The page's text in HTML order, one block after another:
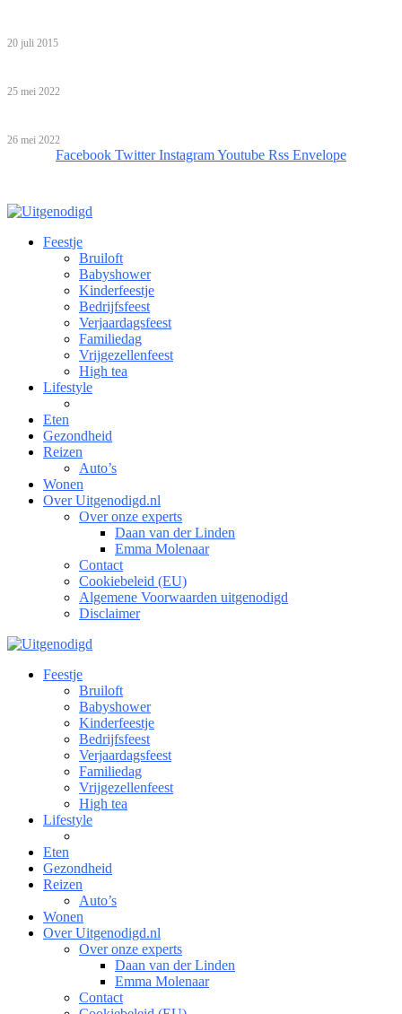
20 juli 2015
25 mei 2022
26 mei 2022
Facebook Twitter InstagramYoutube Rss Envelope
Feestje
Bruiloft
Babyshower
Kinderfeestje
Bedrijfsfeest
Verjaardagsfeest
Familiedag
Vrijgezellenfeest
High tea
Lifestyle
Eten
Gezondheid
Reizen
Auto’s
Wonen
Over Uitgenodigd.nl
Over onze experts
Daan van der Linden
Emma Molenaar
Contact
Cookiebeleid (EU)
Algemene Voorwaarden uitgenodigd
Disclaimer
Feestje
Bruiloft
Babyshower
Kinderfeestje
Bedrijfsfeest
Verjaardagsfeest
Familiedag
Vrijgezellenfeest
High tea
Lifestyle
Eten
Gezondheid
Reizen
Auto’s
Wonen
Over Uitgenodigd.nl
Over onze experts
Daan van der Linden
Emma Molenaar
Contact